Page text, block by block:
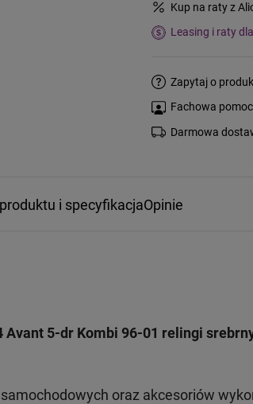
Kup na raty z
Leasing i raty
Zapytaj o
Fachowa
Darmowa
i specyfikacjaOpinie
Avant 5-dr Kombi 96-01 relingi
oraz akcesoriów